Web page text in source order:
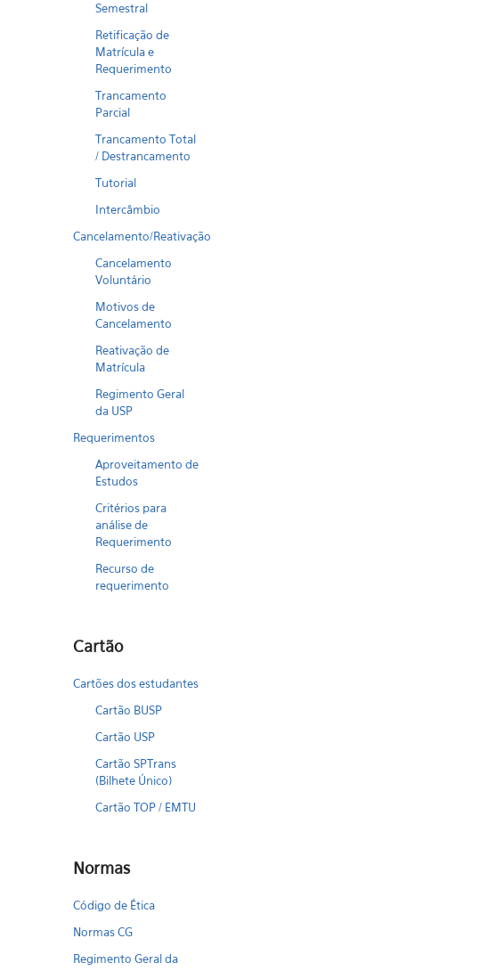
Semestral
Retificação de
Matrícula e
Requerimento
Trancamento
Parcial
Trancamento Total
/ Destrancamento
Tutorial
Intercâmbio
Cancelamento/Reativação
Cancelamento
Voluntário
Motivos de
Cancelamento
Reativação de
Matrícula
Regimento Geral
da USP
Requerimentos
Aproveitamento de
Estudos
Critérios para
análise de
Requerimento
Recurso de
requerimento
Cartão
Cartões dos estudantes
Cartão BUSP
Cartão USP
Cartão SPTrans
(Bilhete Único)
Cartão TOP / EMTU
Normas
Código de Ética
Normas CG
Regimento Geral da